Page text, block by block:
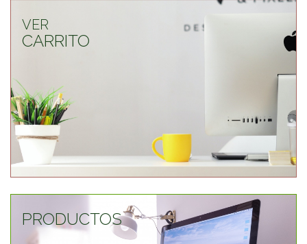
VER
CARRITO
PRODUCTOS